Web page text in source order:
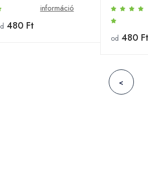
információ
480 Ft
hagymás
od 480 Ft
<